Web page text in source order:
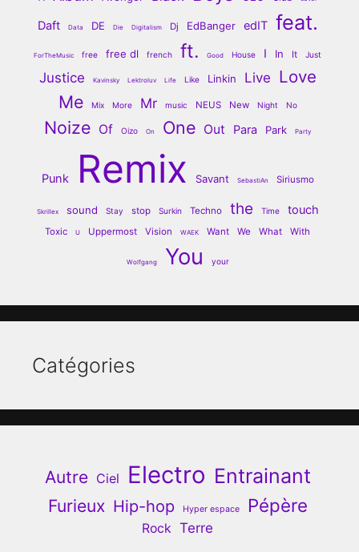
Daft Data DE Die Digitalism Dj EdBanger edIT feat.
ForTheMusic free free dl french ft. Good House I In It Just
Justice Kavinsky Lektroluv Life Like Linkin Live Love
Me Mix More Mr music NEUS New Night No
Noize Of Oizo On One Out Para Park Party
Punk Remix Savant SebastiAn Siriusmo
Skrillex sound Stay stop Surkin Techno the Time touch
Toxic U Uppermost Vision WAEK Want We What With
Wolfgang You your
Catégories
Autre Ciel Electro Entrainant
Furieux Hip-hop Hyper espace Pépère
Rock Terre